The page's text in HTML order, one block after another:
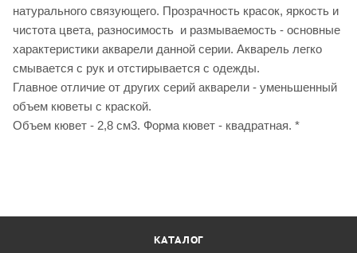
натурального связующего. Прозрачность красок, яркость и
чистота цвета, разносимость и размываемость - основные
характеристики акварели данной серии. Акварель легко
смывается с рук и отстирывается с одежды.
Главное отличие от других серий акварели - уменьшенный
объем кюветы с краской.
Объем кювет - 2,8 см3. Форма кювет - квадратная. *
КАТАЛОГ